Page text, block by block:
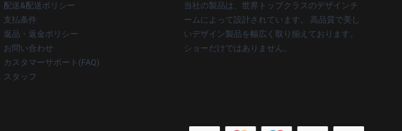
配送&配送ポリシー
支払条件
返品・返金ポリシー
お問い合わせ
カスタマーサポート(FAQ)
スタッフ
当社の製品は、世界トップクラスのデザインチ
ームによって設計されています。 高品質で美し
いデザイン製品を幅広く取り揃えております。
ショーだけではありません。